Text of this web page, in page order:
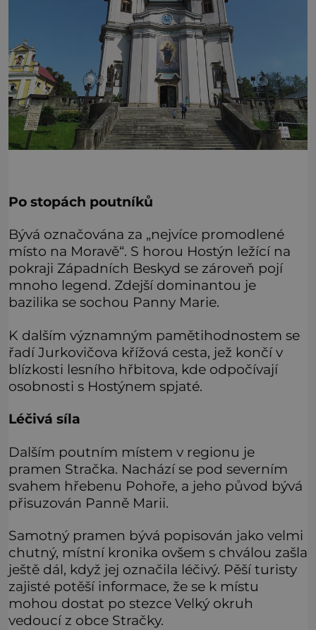
Po stopách poutníků
Bývá označována za „nejvíce promodlené
místo na Moravě“. S horou Hostýn ležící na
pokraji Západních Beskyd se zároveň pojí
mnoho legend. Zdejší dominantou je
bazilika se sochou Panny Marie.
K dalším významným pamětihodnostem se
řadí Jurkovičova křížová cesta, jež končí v
blízkosti lesního hřbitova, kde odpočívají
osobnosti s Hostýnem spjaté.
Léčivá síla
Dalším poutním místem v regionu je
pramen Stračka. Nachází se pod severním
svahem hřebenu Pohoře, a jeho původ bývá
přisuzován Panně Marii.
Samotný pramen bývá popisován jako velmi
chutný, místní kronika ovšem s chválou zašla
ještě dál, když jej označila léčivý. Pěší turisty
zajisté potěší informace, že se k místu
mohou dostat po stezce Velký okruh
vedoucí z obce Stračky.